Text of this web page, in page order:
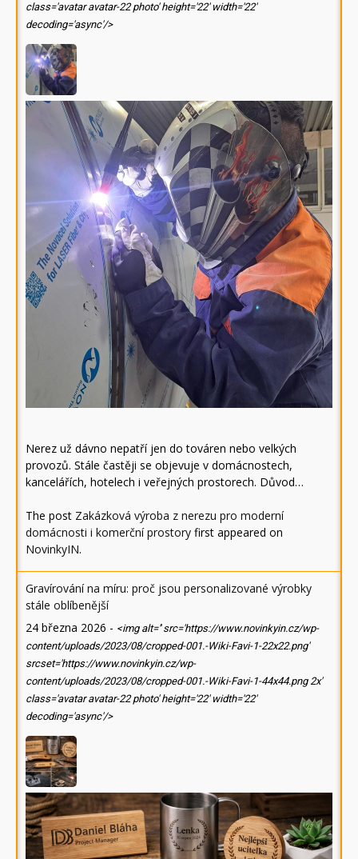
class='avatar avatar-22 photo' height='22' width='22'
decoding='async'/>
Nerez už dávno nepatří jen do továren nebo velkých
provozů. Stále častěji se objevuje v domácnostech,
kancelářích, hotelech i veřejných prostorech. Důvod…
The post Zakázková výroba z nerezu pro moderní
domácnosti i komerční prostory first appeared on
NovinkyIN.
Gravírování na míru: proč jsou personalizované výrobky
stále oblíbenější
24 března 2026 - <img alt='' src='https://www.novinkyin.cz/wp-
content/uploads/2023/08/cropped-001.-Wiki-Favi-1-22x22.png'
srcset='https://www.novinkyin.cz/wp-
content/uploads/2023/08/cropped-001.-Wiki-Favi-1-44x44.png 2x'
class='avatar avatar-22 photo' height='22' width='22'
decoding='async'/>